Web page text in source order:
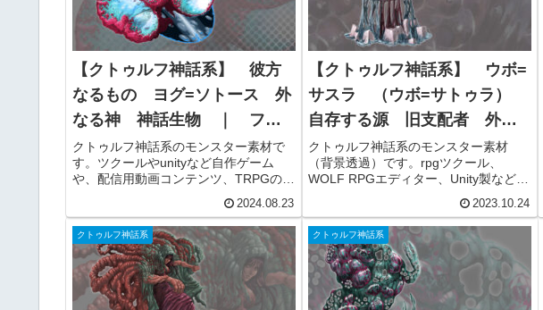
【クトゥルフ神話系】 彼方
なるもの ヨグ=ソトース 外
なる神 神話生物 ｜ フリ
ー素材
クトゥルフ神話系のモンスター素材で
す。ツクールやunityなど自作ゲーム
や、配信用動画コンテンツ、TRPGのセ
2024.08.23
【クトゥルフ神話系】 ウボ=
サスラ （ウボ=サトゥラ）
自存する源 旧支配者 外な
る神 フリー素材
クトゥルフ神話系のモンスター素材
（背景透過）です。rpgツクール、
WOLF RPGエディター、Unity製などの
動画、youtubeなど）コンテンツ、
TRPGのセッションなどでお使いいただ
けます。商用利用可能です。
2023.10.24
クトゥルフ神話系 クトゥルフ神話系